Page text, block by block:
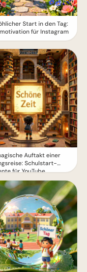
Start in den Tag:
für Instagram
Auftakt einer
Schulstart-
für YouTube